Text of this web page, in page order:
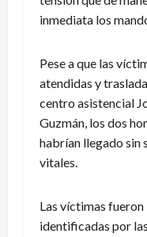
inmediata los
Pese a que las
atendidas y
centro asistencial
Guzmán, los dos
habrían llegado sin
vitales.
Las víctimas fueron
identificadas por las